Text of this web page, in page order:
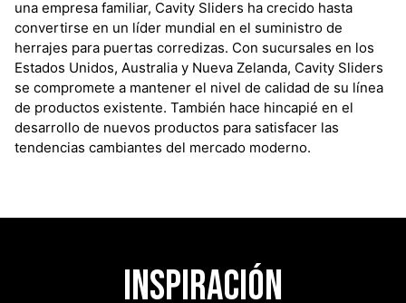
una empresa familiar, Cavity Sliders ha crecido hasta
convertirse en un líder mundial en el suministro de
herrajes para puertas corredizas. Con sucursales en los
Estados Unidos, Australia y Nueva Zelanda, Cavity Sliders
se compromete a mantener el nivel de calidad de su línea
de productos existente. También hace hincapié en el
desarrollo de nuevos productos para satisfacer las
tendencias cambiantes del mercado moderno.
Inspiración